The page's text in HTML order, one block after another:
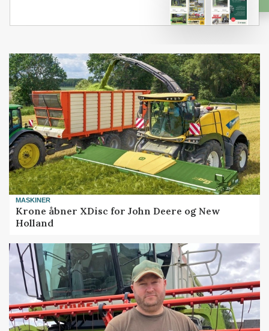
MASKINER
Krone åbner XDisc for John Deere og New
Holland